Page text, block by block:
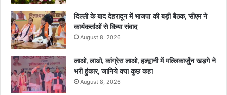
दिल्ली के बाद देहरादून में भाजपा की बड़ी बैठक, सीएम ने
कार्यकर्ताओं से किया संवाद
August 8, 2026
लाओ, लाओ, कांग्रेस लाओ, हल्द्वानी में मल्लिकार्जुन खड़गे ने
भरी हुंकार, जानिये क्या कुछ कहा
August 8, 2026